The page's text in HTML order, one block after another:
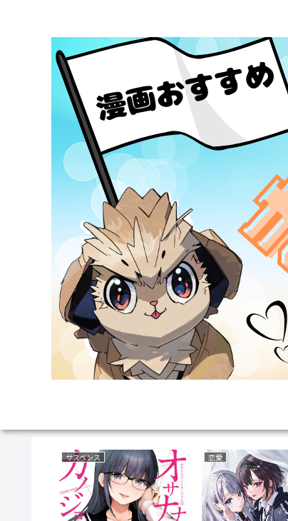
ボーイズラブ(BL) 異世界もの(転生・転移・成り上がり・異世界ファンタジー)